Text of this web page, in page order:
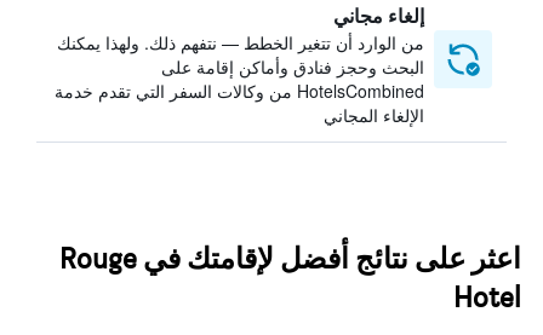
إلغاء مجاني
من الوارد أن تتغير الخطط — نتفهم ذلك. ولهذا يمكنك
البحث وحجز فنادق وأماكن إقامة على
HotelsCombined من وكالات السفر التي تقدم خدمة
الإلغاء المجاني
اعثر على نتائج أفضل لإقامتك في Rouge
Hotel